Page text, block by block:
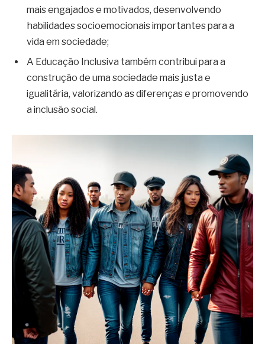
mais engajados e motivados, desenvolvendo
habilidades socioemocionais importantes para a
vida em sociedade;
A Educação Inclusiva também contribui para a
construção de uma sociedade mais justa e
igualitária, valorizando as diferenças e promovendo
a inclusão social.